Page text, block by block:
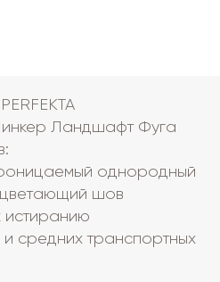
Ландшафт Фуга
однородный
шов
истиранию
средних транспортных